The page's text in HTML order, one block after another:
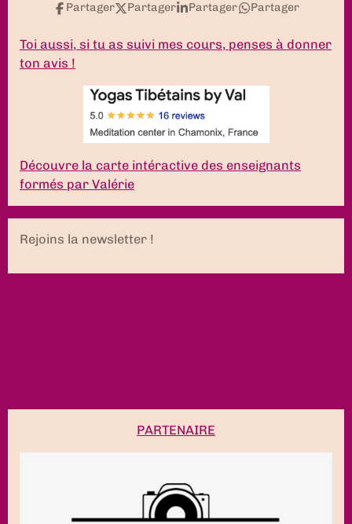
Partager Partager Partager Partager
Toi aussi, si tu as suivi mes cours, penses à donner
ton avis !
Découvre la carte intéractive des enseignants
formés par Valérie
Rejoins la newsletter !
PARTENAIRE